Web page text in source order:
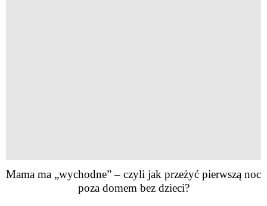
Mama ma „wychodne” – czyli jak przeżyć pierwszą noc
poza domem bez dzieci?